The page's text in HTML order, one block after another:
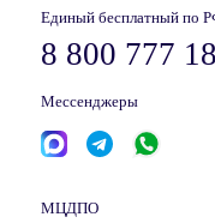
Единый бесплатный по
8 800 777
Мессенджеры
МЦДПО